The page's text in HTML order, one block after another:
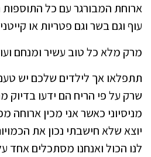
ארוחת המבורגר עם כל התוספות
עוף וגם בשר וגם פטריות או
מרק מלא כל טוב עשיר ומנחם
תתפלאו אך לילדים שלכם יש
שרק על פי הריח הם ידעו בדיוק
מניסיוני כאשר אני מכין ארוחה
יוצא שלא חישבתי נכון את
לנו הכול ואנחנו מסתכלים אחד